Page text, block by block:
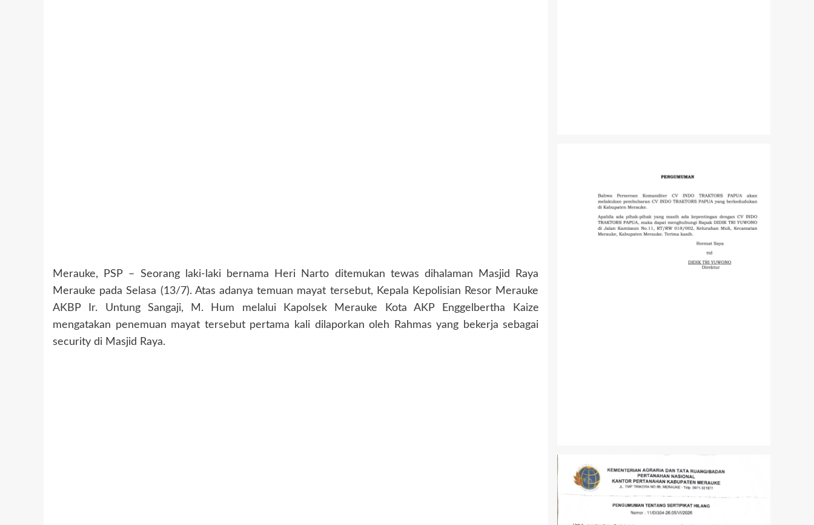
Merauke, PSP – Seorang laki-laki bernama Heri Narto ditemukan tewas dihalaman Masjid Raya
Merauke pada Selasa (13/7). Atas adanya temuan mayat tersebut, Kepala Kepolisian Resor Merauke
AKBP Ir. Untung Sangaji, M. Hum melalui Kapolsek Merauke Kota AKP Enggelbertha Kaize
mengatakan penemuan mayat tersebut pertama kali dilaporkan oleh Rahmas yang bekerja sebagai
security di Masjid Raya.